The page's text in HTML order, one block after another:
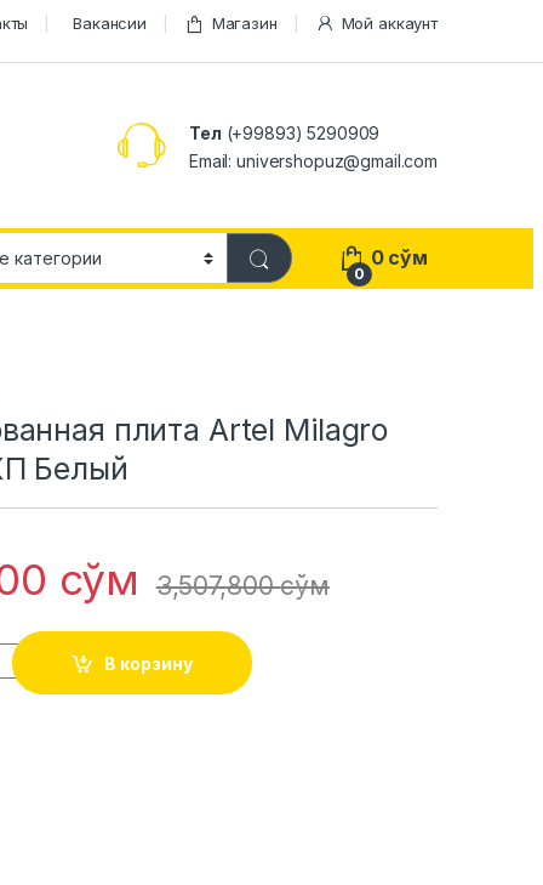
Вакансии Магазин Мой аккаунт
Тел (+99893) 5290909
Email: univershopuz@gmail.com
0
0 сўм
плита Artel Milagro
Белый
сўм 3,507,800сўм
В корзину